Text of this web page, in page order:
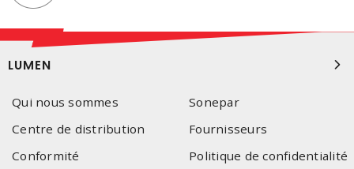
LUMEN
Qui nous sommes
Sonepar
Centre de distribution
Fournisseurs
Conformité
Politique de confidentialité